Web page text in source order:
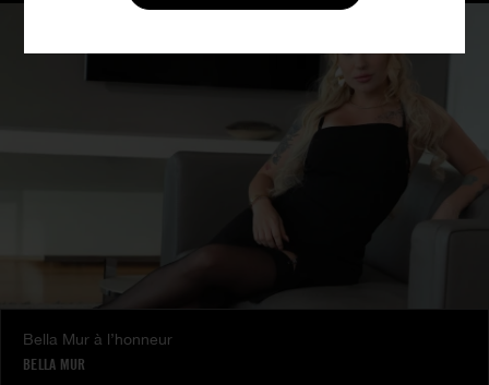
Bella Mur à l’honneur
BELLA MUR